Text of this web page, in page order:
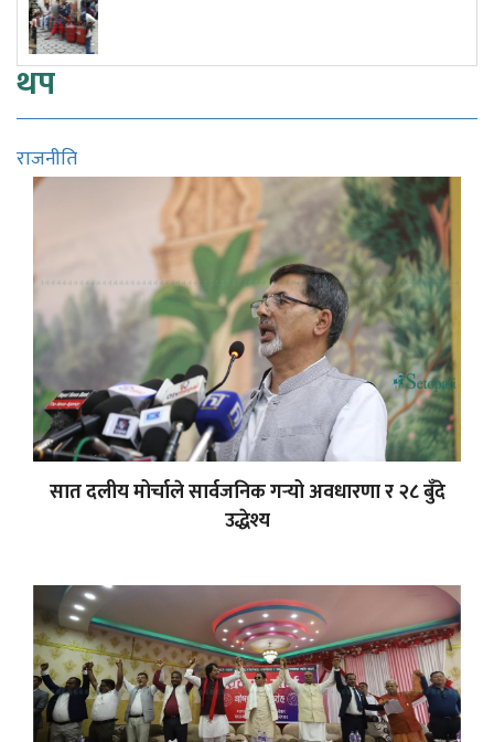
थप
राजनीति
सात दलीय मोर्चाले सार्वजनिक गर्‍यो अवधारणा र २८ बुँदे
उद्धेश्य